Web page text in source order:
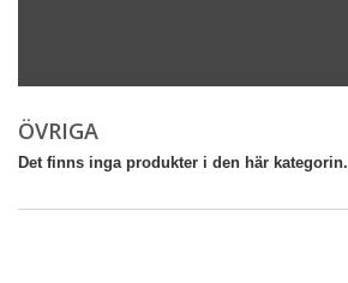
ÖVRIGA
Det finns inga produkter i den här kategorin.